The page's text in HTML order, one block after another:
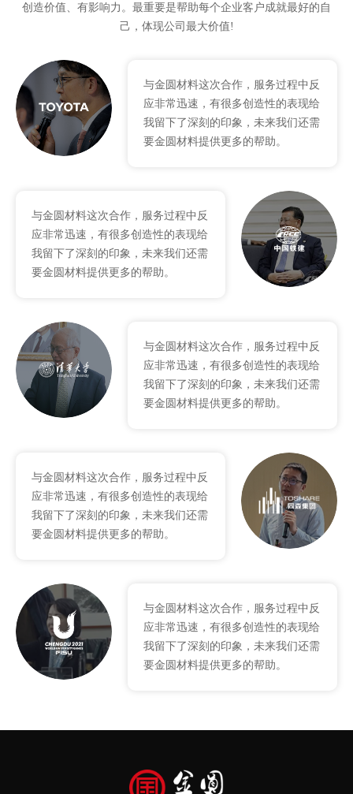
创造价值、有影响力。最重要是帮助每个企业客户成就最好的自
己，体现公司最大价值!
与金圆材料这次合作，服务过程中反
应非常迅速，有很多创造性的表现给
我留下了深刻的印象，未来我们还需
要金圆材料提供更多的帮助。
与金圆材料这次合作，服务过程中反
应非常迅速，有很多创造性的表现给
我留下了深刻的印象，未来我们还需
要金圆材料提供更多的帮助。
与金圆材料这次合作，服务过程中反
应非常迅速，有很多创造性的表现给
我留下了深刻的印象，未来我们还需
要金圆材料提供更多的帮助。
与金圆材料这次合作，服务过程中反
应非常迅速，有很多创造性的表现给
我留下了深刻的印象，未来我们还需
要金圆材料提供更多的帮助。
与金圆材料这次合作，服务过程中反
应非常迅速，有很多创造性的表现给
我留下了深刻的印象，未来我们还需
要金圆材料提供更多的帮助。